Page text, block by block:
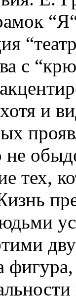
с
и
не
тех,